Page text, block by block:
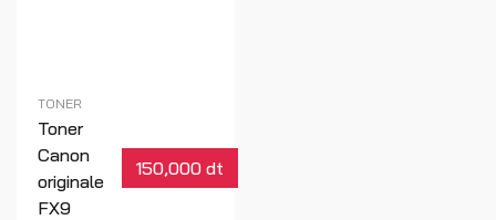
TONER
Toner
Canon
originale
FX9
150,000 dt